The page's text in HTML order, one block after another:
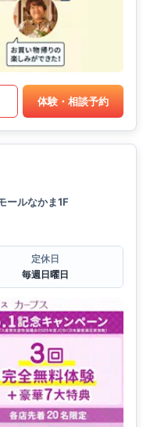
体験・相談予約
ールなかま1F
定休日
毎週日曜日